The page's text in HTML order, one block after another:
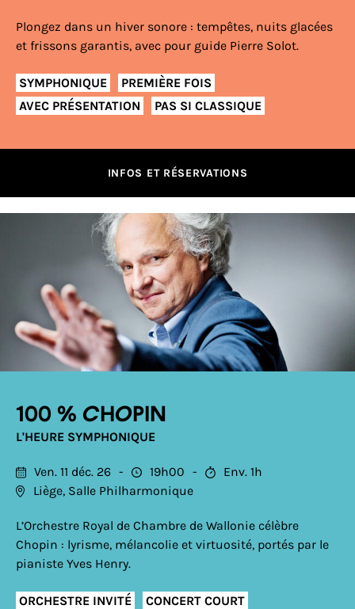
Plongez dans un hiver sonore : tempêtes, nuits glacées
et frissons garantis, avec pour guide Pierre Solot.
SYMPHONIQUE
PREMIÈRE FOIS
AVEC PRÉSENTATION
PAS SI CLASSIQUE
INFOS ET RÉSERVATIONS
100 % Chopin
L'HEURE SYMPHONIQUE
Ven. 11 déc. 26 19h00
Env. 1h
Liège, Salle Philharmonique
L’Orchestre Royal de Chambre de Wallonie célèbre
Chopin : lyrisme, mélancolie et virtuosité, portés par le
pianiste Yves Henry.
ORCHESTRE INVITÉ
CONCERT COURT